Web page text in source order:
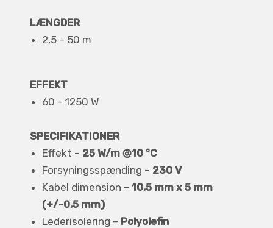
LÆNGDER
2,5 – 50 m
EFFEKT
60 – 1250 W
SPECIFIKATIONER
Effekt – 25 W/m @10 °C
Forsyningsspænding – 230 V
Kabel dimension – 10,5 mm x 5 mm
(+/-0,5 mm)
Lederisolering – Polyolefin